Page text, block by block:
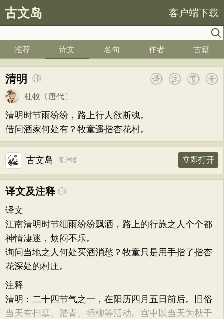
古文岛 客户端下载
推荐 诗文 名句 作者 古籍
清明
杜牧 〔唐代〕
清明时节雨纷纷，路上行人欲断魂。
借问酒家何处有？牧童遥指杏花村。
古文岛 客户端 立即打开
译文及注释
译文
江南清明时节细雨纷纷飘洒，路上的行旅之人个个都
神情凄迷，烦闷不乐。
询问当地之人何处买酒消愁？牧童只是用手指了指杏
花深处的村庄。
注释
清明：二十四节气之一，在阳历四月五日前后。旧俗
当天有扫墓、踏青、插柳等活动。宫中以当天为秋千